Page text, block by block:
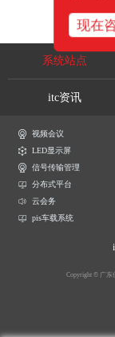
系统站点
itc资讯
视频会议
LED显示屏
信号传输管理
分布式平台
云会务
pis车载系统
Copyright © 广东
现在